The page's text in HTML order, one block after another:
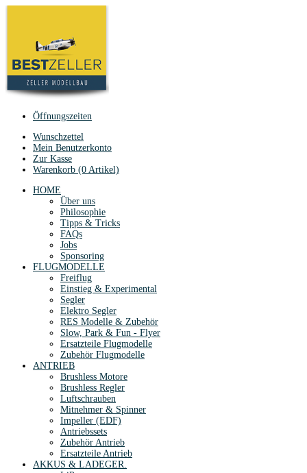
Öffnungszeiten
Wunschzettel
Mein Benutzerkonto
Zur Kasse
Warenkorb (0 Artikel)
HOME
Über uns
Philosophie
Tipps & Tricks
FAQs
Jobs
Sponsoring
FLUGMODELLE
Freiflug
Einstieg & Experimental
Segler
Elektro Segler
RES Modelle & Zubehör
Slow, Park & Fun - Flyer
Ersatzteile Flugmodelle
Zubehör Flugmodelle
ANTRIEB
Brushless Motore
Brushless Regler
Luftschrauben
Mitnehmer & Spinner
Impeller (EDF)
Antriebssets
Zubehör Antrieb
Ersatzteile Antrieb
AKKUS & LADEGER.